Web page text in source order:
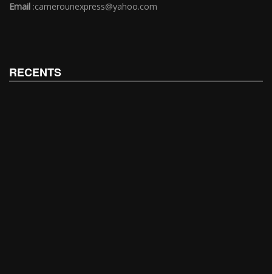
Email :camerounexpress@yahoo.com
RECENTS